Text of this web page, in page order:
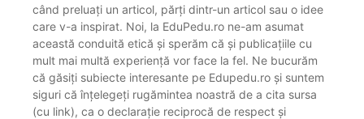
când preluați un articol, părți dintr-un articol sau o idee
care v-a inspirat. Noi, la EduPedu.ro ne-am asumat
această conduită etică și sperăm că și publicațiile cu
mult mai multă experiență vor face la fel. Ne bucurăm
că găsiți subiecte interesante pe Edupedu.ro și suntem
siguri că înțelegeți rugămintea noastră de a cita sursa
(cu link), ca o declarație reciprocă de respect și